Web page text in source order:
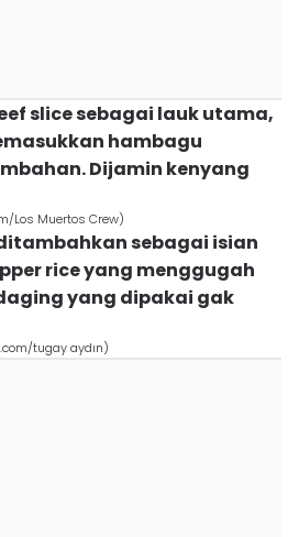
slice sebagai lauk utama,
hambagu
Dijamin kenyang
Los Muertos Crew)
sebagai isian
rice yang menggugah
yang dipakai gak
tugay aydın)